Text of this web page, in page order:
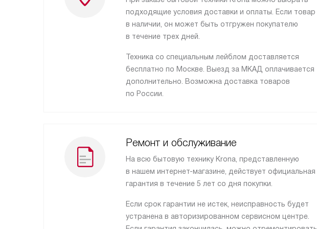
подходящие условия доставки и оплаты. Если товар
в наличии, он может быть отгружен покупателю
в течение трех дней.
Техника со специальным лейблом доставляется
бесплатно по Москве. Выезд за МКАД оплачивается
дополнительно. Возможна доставка товаров
по России.
Ремонт и обслуживание
На всю бытовую технику Krona, представленную
в нашем интернет-магазине, действует официальная
гарантия в течение 5 лет со дня покупки.
Если срок гарантии не истек, неисправность будет
устранена в авторизированном сервисном центре.